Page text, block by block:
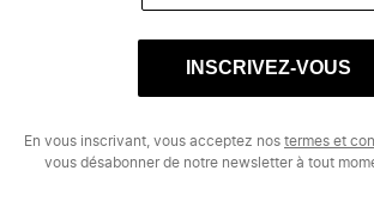
INSCRIVEZ-VOUS
En vous inscrivant, vous acceptez nos termes et
vous désabonner de notre newsletter à tout